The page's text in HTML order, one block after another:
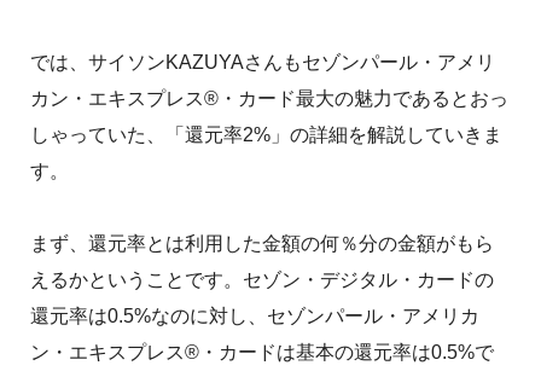
では、サイソンKAZUYAさんもセゾンパール・アメリ
カン・エキスプレス®・カード最大の魅力であるとおっ
しゃっていた、「還元率2%」の詳細を解説していきま
す。
まず、還元率とは利用した金額の何％分の金額がもら
えるかということです。セゾン・デジタル・カードの
還元率は0.5%なのに対し、セゾンパール・アメリカ
ン・エキスプレス®・カードは基本の還元率は0.5%で